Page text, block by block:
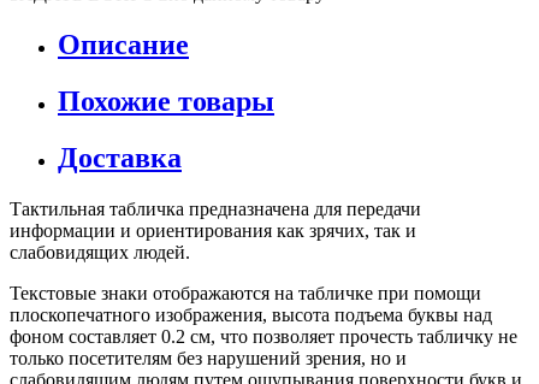
Описание
Похожие товары
Доставка
Тактильная табличка предназначена для передачи
информации и ориентирования как зрячих, так и
слабовидящих людей.
Текстовые знаки отображаются на табличке при помощи
плоскопечатного изображения, высота подъема буквы над
фоном составляет 0.2 см, что позволяет прочесть табличку не
только посетителям без нарушений зрения, но и
слабовидящим людям путем ощупывания поверхности букв и